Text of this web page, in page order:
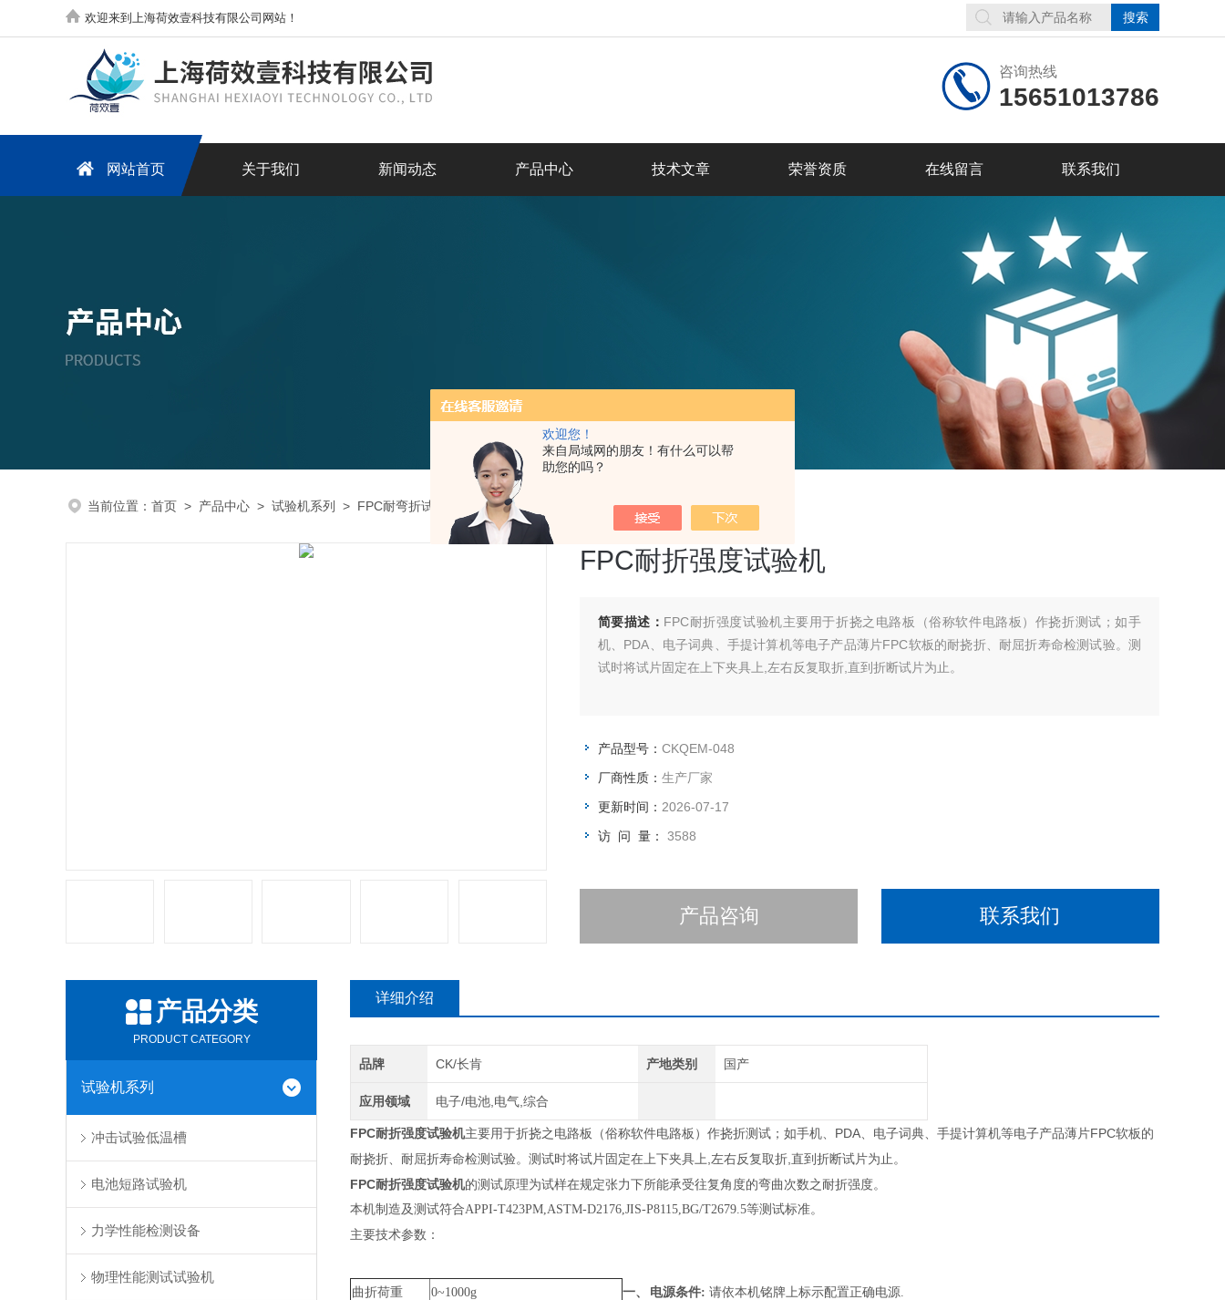
欢迎您！
来自局域网的朋友！有什么可以帮
助您的吗？
欢迎来到上海荷效壹科技有限公司网站！
咨询热线
15651013786
网站首页 关于我们 新闻动态 产品中心 技术文章 荣誉资质 在线留言 联系我们
当前位置： 首页 > 产品中心 > 试验机系列 > FPC耐弯折试验机 CKQEM-048FPC耐折强度试验机
FPC耐折强度试验机
简要描述： FPC耐折强度试验机主要用于折挠之电路板（俗称软件电路板）作挠折测试；如手
机、PDA、电子词典、手提计算机等电子产品薄片FPC软板的耐挠折、耐屈折寿命检测试验。测
试时将试片固定在上下夹具上,左右反复取折,直到折断试片为止。
产品型号： CKQEM-048
厂商性质： 生产厂家
更新时间： 2026-07-17
访 问 量： 3588
产品咨询 联系我们
产品分类
PRODUCT CATEGORY
试验机系列
冲击试验低温槽
电池短路试验机
力学性能检测设备
物理性能测试试验机
详细介绍
品牌 CK/长肯 产地类别 国产
应用领域 电子/电池,电气,综合
FPC耐折强度试验机主要用于折挠之电路板（俗称软件电路板）作挠折测试；如手机、PDA、电子词典、手提计算机等电子产品薄片FPC软板的
耐挠折、耐屈折寿命检测试验。测试时将试片固定在上下夹具上,左右反复取折,直到折断试片为止。
FPC耐折强度试验机的测试原理为试样在规定张力下所能承受往复角度的弯曲次数之耐折强度。
本机制造及测试符合APPI-T423PM,ASTM-D2176,JIS-P8115,BG/T2679.5等测试标准。
主要技术参数：
曲折荷重 0~1000g 一、 电源条件: 请依本机铭牌上标示配置正确电源.